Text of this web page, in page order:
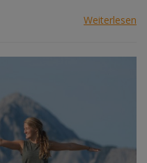
Weiterlesen